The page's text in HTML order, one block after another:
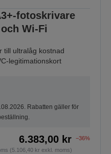
fotoskrivare
Wi-Fi
till ultralåg kostnad
legitimationskort
Rabatten gäller för
6.383,00 kr
−36%
(5.106,40 kr exkl. moms)